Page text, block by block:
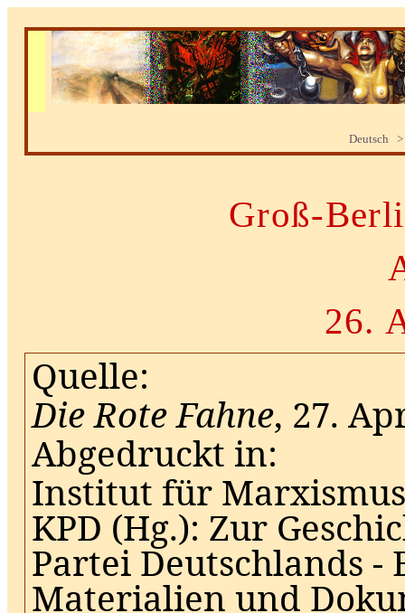
Deutsch
Groß-
26.
Quelle:
Die Rote Fahne, 27.
Abgedruckt in:
Institut für
KPD (Hg.): Zur
Partei Deutschlands -
Materialien und